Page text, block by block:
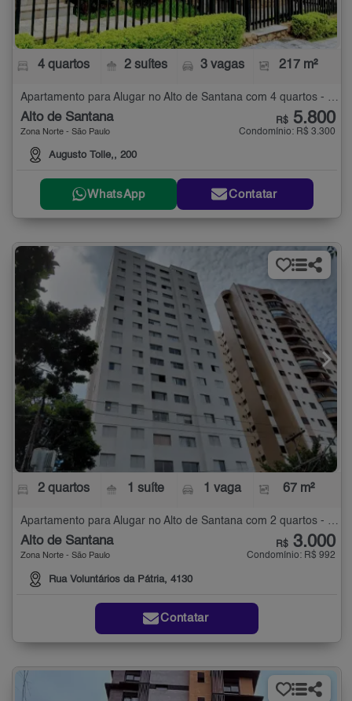
4 quartos 2 suítes 3 vagas 217 m²
Apartamento para Alugar no Alto de Santana com 4 quartos - 217 m²
Alto de Santana
Zona Norte - São Paulo
Augusto Tolle,, 200
R$ 5.800
Condomínio: R$ 3.300
WhatsApp Contatar
2 quartos 1 suíte 1 vaga 67 m²
Apartamento para Alugar no Alto de Santana com 2 quartos - 67 m²
Alto de Santana
Zona Norte - São Paulo
Rua Voluntários da Pátria, 4130
R$ 3.000
Condomínio: R$ 992
Contatar